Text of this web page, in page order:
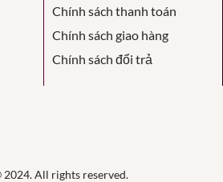
Chính sách thanh toán
Chính sách giao hàng
Chính sách đổi trả
All rights reserved.